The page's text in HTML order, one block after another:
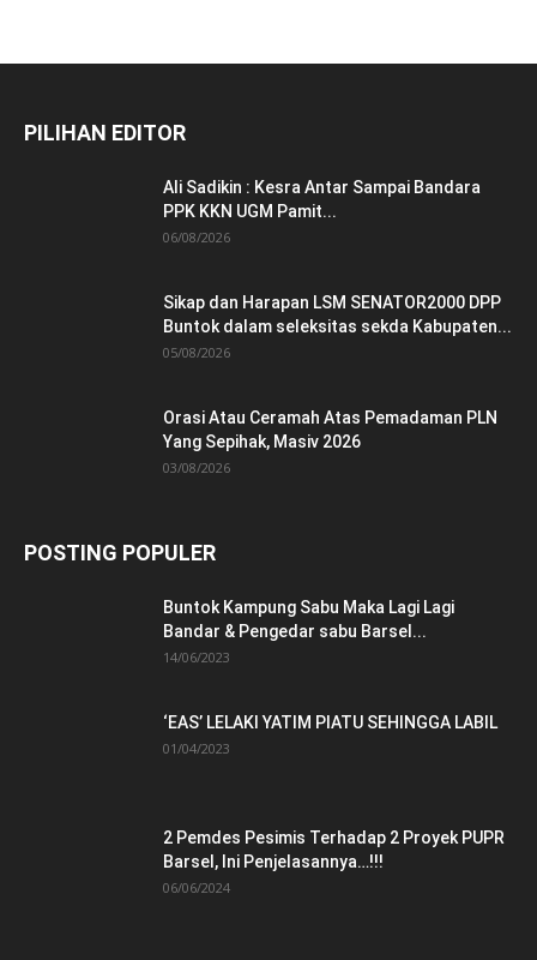
PILIHAN EDITOR
Ali Sadikin : Kesra Antar Sampai Bandara
PPK KKN UGM Pamit...
06/08/2026
Sikap dan Harapan LSM SENATOR2000 DPP
Buntok dalam seleksitas sekda Kabupaten...
05/08/2026
Orasi Atau Ceramah Atas Pemadaman PLN
Yang Sepihak, Masiv 2026
03/08/2026
POSTING POPULER
Buntok Kampung Sabu Maka Lagi Lagi
Bandar & Pengedar sabu Barsel...
14/06/2023
‘EAS’ LELAKI YATIM PIATU SEHINGGA LABIL
01/04/2023
2 Pemdes Pesimis Terhadap 2 Proyek PUPR
Barsel, Ini Penjelasannya…!!!
06/06/2024